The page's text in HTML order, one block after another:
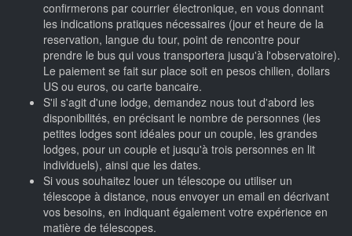
confirmerons par courrier électronique, en vous donnant
les indications pratiques nécessaires (jour et heure de la
reservation, langue du tour, point de rencontre pour
prendre le bus qui vous transportera jusqu'à l'observatoire).
Le paiement se fait sur place soit en pesos chilien, dollars
US ou euros, ou carte bancaire.
S'il s'agit d'une lodge, demandez nous tout d'abord les
disponibilités, en précisant le nombre de personnes (les
petites lodges sont idéales pour un couple, les grandes
lodges, pour un couple et jusqu'à trois personnes en lit
individuels), ainsi que les dates.
Si vous souhaitez louer un télescope ou utiliser un
télescope à distance, nous envoyer un email en décrivant
vos besoins, en indiquant également votre expérience en
matière de télescopes.